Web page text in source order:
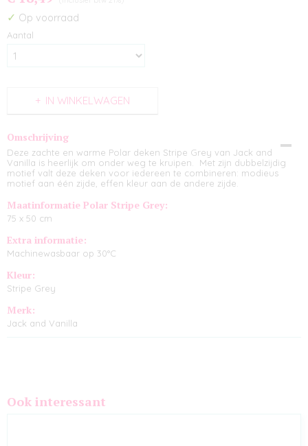
✓ Op voorraad
Aantal
IN WINKELWAGEN
Omschrijving
Deze zachte en warme Polar deken Stripe Grey van Jack and
Vanilla is heerlijk om onder weg te kruipen. Met zijn dubbelzijdig
motief valt deze deken voor iedereen te combineren: modieus
motief aan één zijde, effen kleur aan de andere zijde.
Maatinformatie Polar Stripe Grey:
75 x 50 cm
Extra informatie:
Machinewasbaar op 30°C
Kleur:
Stripe Grey
Merk:
Jack and Vanilla
Ook interessant